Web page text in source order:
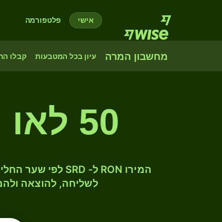
אישי פלטפורמה
מחשבון המרה עיון בכל המטבעות קבלו
50 לאו רומני לדולר סורינאמי
לשליחה, להוצאה